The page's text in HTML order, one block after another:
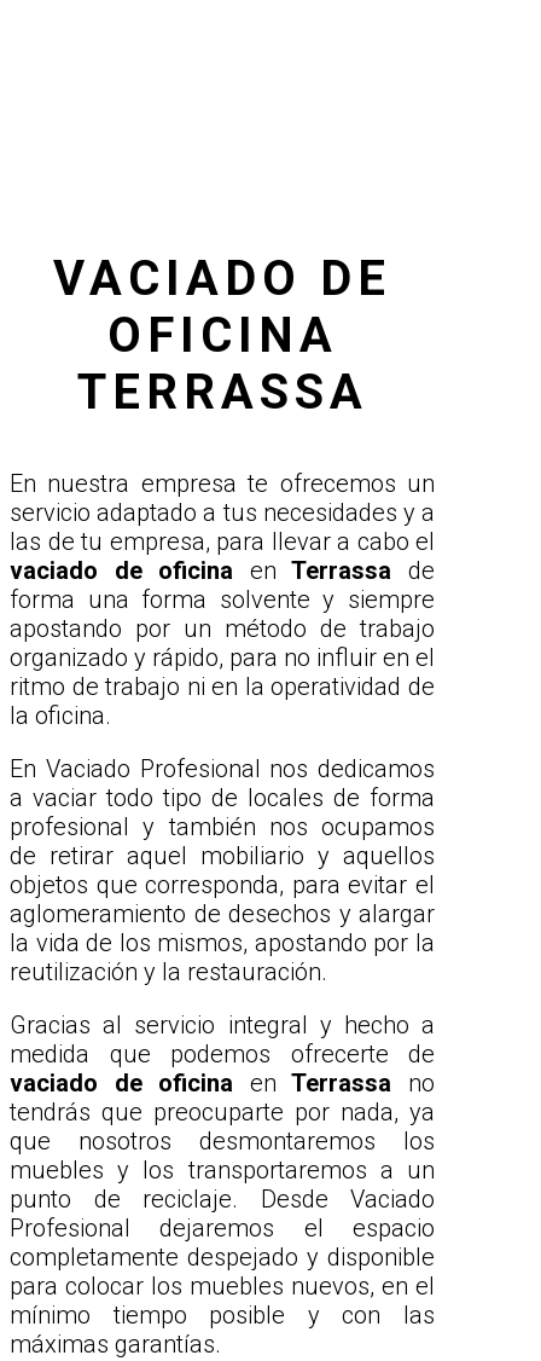
VACIADO DE
OFICINA
TERRASSA
En nuestra empresa te ofrecemos un
servicio adaptado a tus necesidades y a
las de tu empresa, para llevar a cabo el
vaciado de oficina en Terrassa de
forma una forma solvente y siempre
apostando por un método de trabajo
organizado y rápido, para no influir en el
ritmo de trabajo ni en la operatividad de
la oficina.
En Vaciado Profesional nos dedicamos
a vaciar todo tipo de locales de forma
profesional y también nos ocupamos
de retirar aquel mobiliario y aquellos
objetos que corresponda, para evitar el
aglomeramiento de desechos y alargar
la vida de los mismos, apostando por la
reutilización y la restauración.
Gracias al servicio integral y hecho a
medida que podemos ofrecerte de
vaciado de oficina en Terrassa no
tendrás que preocuparte por nada, ya
que nosotros desmontaremos los
muebles y los transportaremos a un
punto de reciclaje. Desde Vaciado
Profesional dejaremos el espacio
completamente despejado y disponible
para colocar los muebles nuevos, en el
mínimo tiempo posible y con las
máximas garantías.